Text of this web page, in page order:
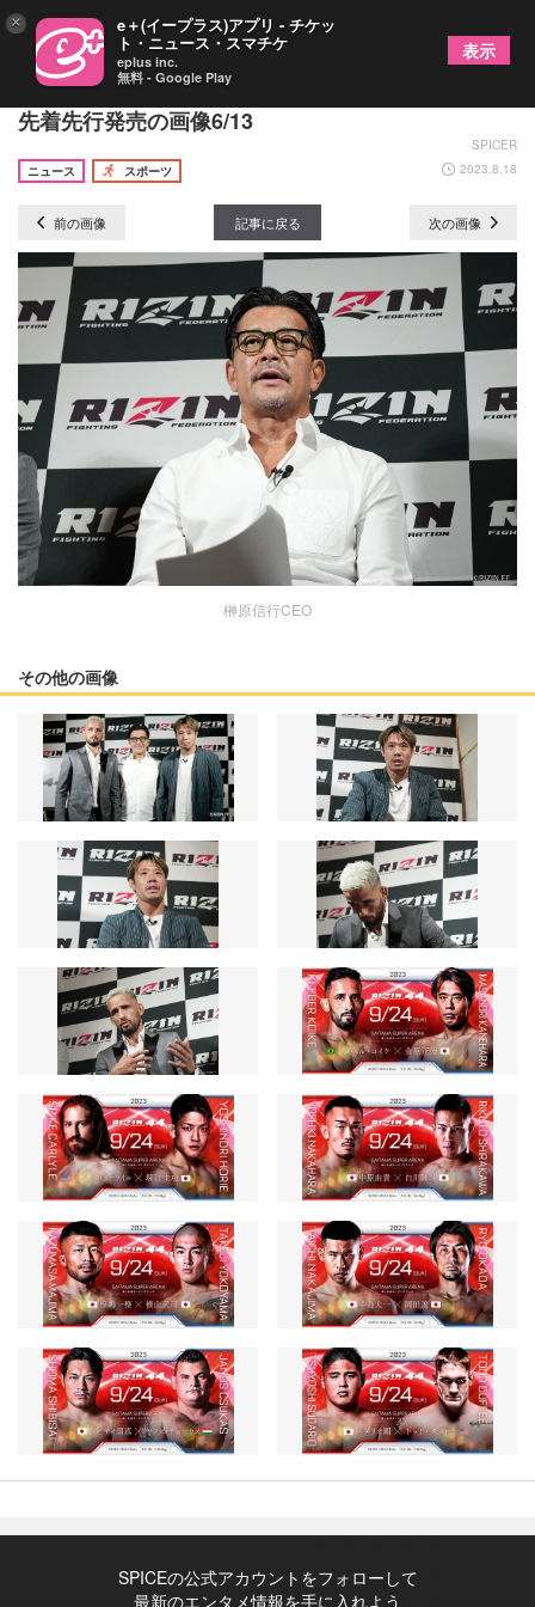
クレベルvs.金原戦に注目！『RIZIN.44』は8/19に
先着先行発売の画像6/13
SPICER
ニュース
スポーツ 2023.8.18
前の画像 記事に戻る 次の画像
榊原信行CEO
その他の画像
SPICEの公式アカウントをフォローして
最新のエンタメ情報を手に入れよう
× e＋(イープラス)アプリ - チケッ
ト・ニュース・スマチケ
eplus inc.
無料 - Google Play
表示